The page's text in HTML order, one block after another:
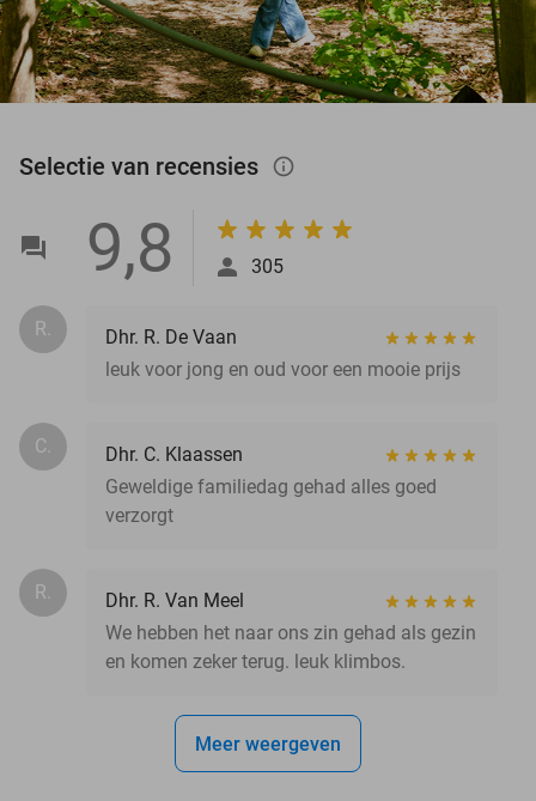
Selectie van recensies info_outlined
9,8 305
R.
Dhr. R. De Vaan
leuk voor jong en oud voor een mooie prijs
C.
Dhr. C. Klaassen
Geweldige familiedag gehad alles goed
verzorgt
R.
Dhr. R. Van Meel
We hebben het naar ons zin gehad als gezin
en komen zeker terug. leuk klimbos.
Meer weergeven